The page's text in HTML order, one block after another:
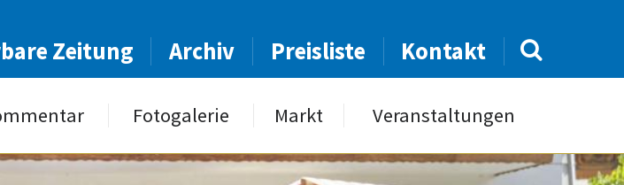
Zeitung Archiv Preisliste Kontakt
Fotogalerie Markt Veranstaltungen